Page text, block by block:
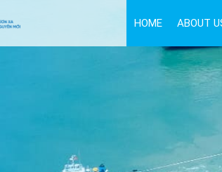
HOME ABOUT